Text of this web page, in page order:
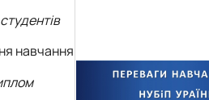
навчання